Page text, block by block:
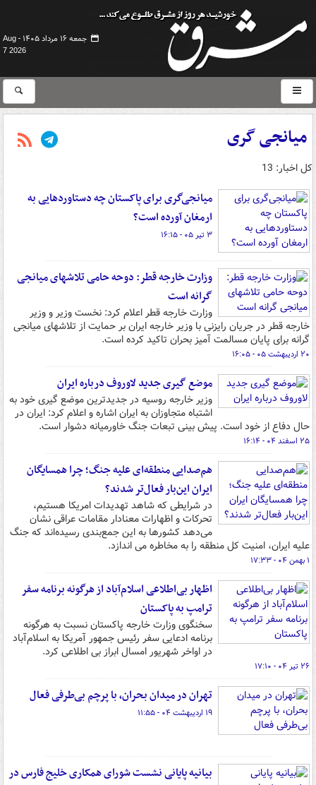
جمعه ۱۶ مرداد ۱۴۰۵ -
Aug
7 2026
میانجی گری
کل اخبار: 13
میانجی‌گری برای پاکستان چه دستاوردهایی به
ارمغان آورده است؟
۳ تیر ۰۵ - ۱۶:۱۵
وزارت خارجه قطر: دوحه حامی تلاشهای میانجی
گرانه است
وزارت خارجه قطر اعلام کرد: نخست وزیر و وزیر
خارجه قطر در جریان رایزنی با وزیر خارجه ایران بر حمایت از تلاشهای میانجی
گرانه برای پایان مسالمت آمیز بحران تاکید کرده است.
۲۰ اردیبهشت ۰۵ - ۱۶:۰۵
موضع گیری جدید لاوروف درباره ایران
وزیر خارجه روسیه در جدیدترین موضع گیری خود به
اشتباه متجاوزان به ایران اشاره و اعلام کرد: ایران در
حال دفاع از خود است. پیش بینی تبعات جنگ خاورمیانه دشوار است.
۲۵ اسفند ۰۴ - ۱۶:۱۴
هم‌صدایی منطقه‌ای علیه جنگ؛ چرا همسایگان
ایران این‌بار فعال‌تر شدند؟
در شرایطی که شاهد تهدیدات امریکا هستیم،
تحرکات و اظهارات معنادار مقامات عراقی نشان
می‌دهد کشورها به این جمع‌بندی رسیده‌اند که جنگ
علیه ایران، امنیت کل منطقه را به مخاطره می اندازد.
۱ بهمن ۰۴ - ۱۷:۳۳
اظهار بی‌اطلاعی اسلام‌آباد از هرگونه برنامه سفر
ترامپ به پاکستان
سخنگوی وزارت خارجه پاکستان نسبت به هرگونه
برنامه ادعایی سفر رئیس جمهور آمریکا به اسلام‌آباد
در اواخر شهریور امسال ابراز بی اطلاعی کرد.
۲۶ تیر ۰۴ - ۱۷:۱۰
تهران در میدان بحران، با پرچم بی‌طرفی فعال
۱۹ اردیبهشت ۰۴ - ۱۱:۵۵
بیانیه پایانی نشست شورای همکاری خلیج فارس در